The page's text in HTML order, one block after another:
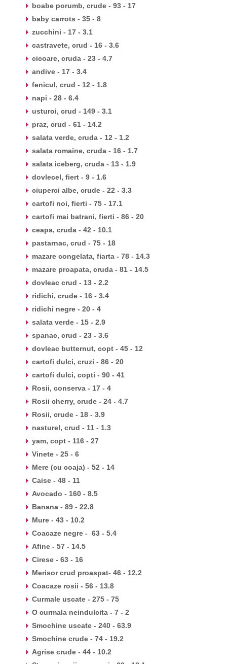
boabe porumb, crude - 93 - 17
baby carrots - 35 - 8
zucchini - 17 - 3.1
castravete, crud - 16 - 3.6
cicoare, cruda - 23 - 4.7
andive - 17 - 3.4
fenicul, crud - 12 - 1.8
napi - 28 - 6.4
usturoi, crud - 149 - 3.1
praz, crud - 61 - 14.2
salata verde, cruda - 12 - 1.2
salata romaine, cruda - 16 - 1.7
salata iceberg, cruda - 13 - 1.9
dovlecel, fiert - 9 - 1.6
ciuperci albe, crude - 22 - 3.3
cartofi noi, fierti - 75 - 17.1
cartofi mai batrani, fierti - 86 - 20
ceapa, cruda - 42 - 10.1
pastarnac, crud - 75 - 18
mazare congelata, fiarta - 78 - 14.3
mazare proapata, cruda - 81 - 14.5
dovleac crud - 13 - 2.2
ridichi, crude - 16 - 3.4
ridichi negre - 20 - 4
salata verde - 15 - 2.9
spanac, crud - 23 - 3.6
dovleac butternut, copt - 45 - 12
cartofi dulci, cruzi - 86 - 20
cartofi dulci, copti - 90 - 41
Rosii, conserva - 17 - 4
Rosii cherry, crude - 24 - 4.7
Rosii, crude - 18 - 3.9
nasturel, crud - 11 - 1.3
yam, copt - 116 - 27
Vinete - 25 - 6
Mere (cu coaja) - 52 - 14
Caise - 48 - 11
Avocado - 160 - 8.5
Banana - 89 - 22.8
Mure - 43 - 10.2
Coacaze negre - 63 - 5.4
Afine - 57 - 14.5
Cirese - 63 - 16
Merisor crud proaspat- 46 - 12.2
Coacaze rosii - 56 - 13.8
Curmale uscate - 275 - 75
O curmala neindulcita - 7 - 2
Smochine uscate - 240 - 63.9
Smochine crude - 74 - 19.2
Agrise crude - 44 - 10.2